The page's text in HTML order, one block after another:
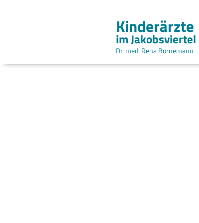
Kinderärzte
im Jakobsviertel
Dr. med. Rena Bornemann